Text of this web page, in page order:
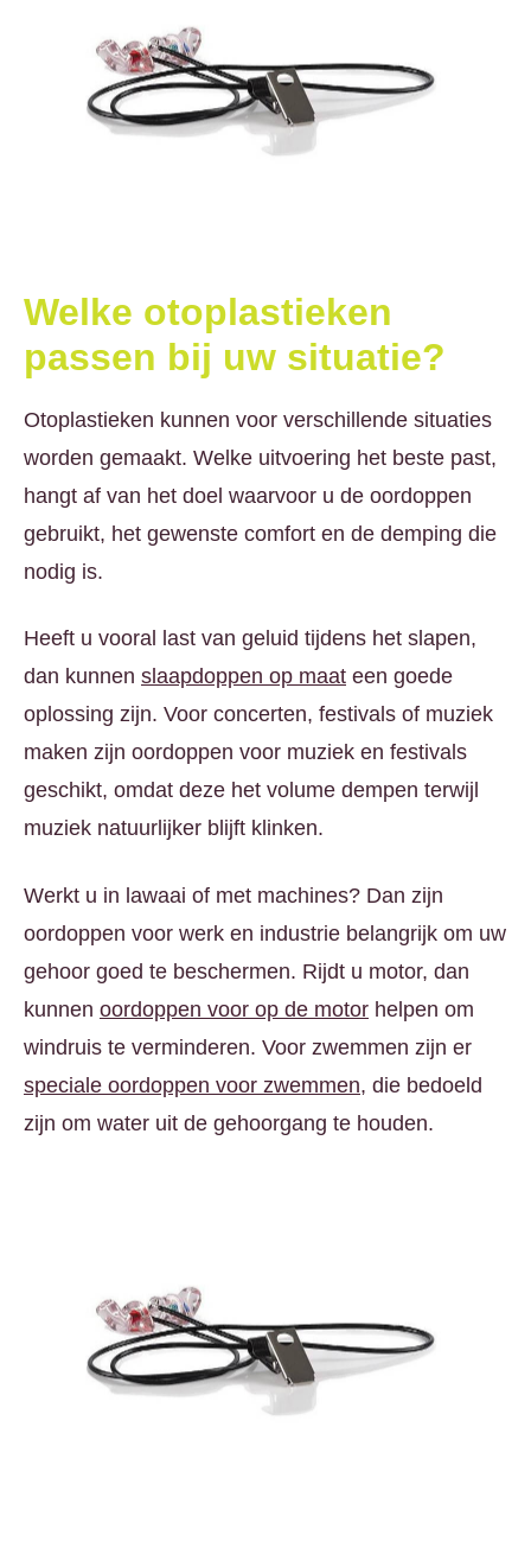
Welke otoplastieken
passen bij uw situatie?
Otoplastieken kunnen voor verschillende situaties
worden gemaakt. Welke uitvoering het beste past,
hangt af van het doel waarvoor u de oordoppen
gebruikt, het gewenste comfort en de demping die
nodig is.
Heeft u vooral last van geluid tijdens het slapen,
dan kunnen slaapdoppen op maat een goede
oplossing zijn. Voor concerten, festivals of muziek
maken zijn oordoppen voor muziek en festivals
geschikt, omdat deze het volume dempen terwijl
muziek natuurlijker blijft klinken.
Werkt u in lawaai of met machines? Dan zijn
oordoppen voor werk en industrie belangrijk om uw
gehoor goed te beschermen. Rijdt u motor, dan
kunnen oordoppen voor op de motor helpen om
windruis te verminderen. Voor zwemmen zijn er
speciale oordoppen voor zwemmen, die bedoeld
zijn om water uit de gehoorgang te houden.